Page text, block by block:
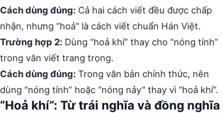
Cách dùng đúng: Cả hai cách viết đều được chấp
nhận, nhưng “hoả” là cách viết chuẩn Hán Việt.
Trường hợp 2: Dùng “hoả khí” thay cho “nóng tính”
trong văn viết trang trọng.
Cách dùng đúng: Trong văn bản chính thức, nên
dùng “nóng tính” hoặc “nóng nảy” thay vì “hoả khí”.
“Hoả khí”: Từ trái nghĩa và đồng nghĩa